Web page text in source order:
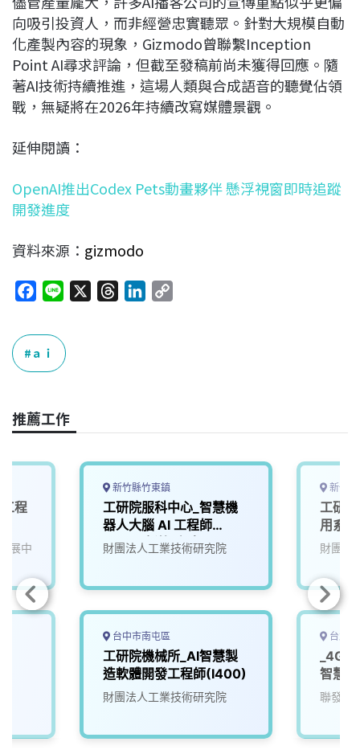
向吸引投資人，而非經營忠實聽眾。針對大規模自動
化產製內容的現象，Gizmodo曾聯繫Inception
Point AI尋求評論，但截至發稿前尚未獲得回應。隨
著AI技術持續推進，這場人類與合成語音的聽覺佔領
戰，無疑將在2026年持續改寫媒體景觀。
延伸閱讀：
OpenAI推出Codex Pets動畫夥伴 懸浮視窗即時追蹤
開發進度
資料來源： gizmodo
c
e
b
o
k
e
n
k
ａｉ
推薦工作
程
展中
新竹縣竹東鎮
工研院服科中心_智慧機
器人大腦 AI 工程師
(A000新竹/台南)
財團法人工業技術研究院
台中市南屯區
工研院機械所_AI智慧製
造軟體開發工程師(I400)
財團法人工業技術研究院
新竹
工研
用系
財團法
台北
_4G/
智慧
聯發科